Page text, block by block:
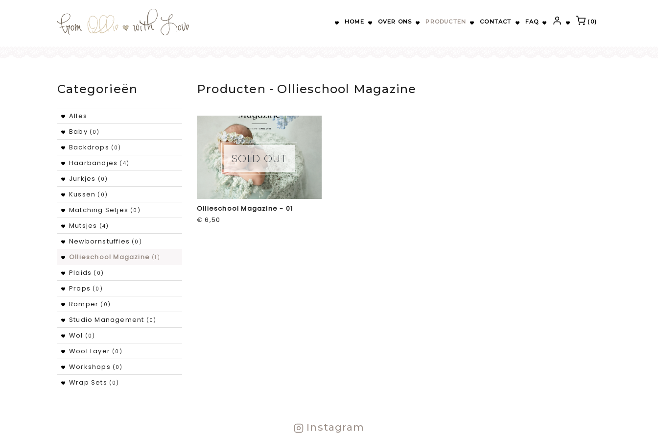
HOME OVER ONS PRODUCTEN CONTACT FAQ (0)
Categorieën
Alles
Baby (0)
Backdrops (0)
Haarbandjes (4)
Jurkjes (0)
Kussen (0)
Matching Setjes (0)
Mutsjes (4)
Newbornstuffies (0)
Ollieschool Magazine (1)
Plaids (0)
Props (0)
Romper (0)
Studio Management (0)
Wol (0)
Wool Layer (0)
Workshops (0)
Wrap Sets (0)
Producten - Ollieschool Magazine
SOLD OUT
Ollieschool Magazine - 01
€ 6,50
Instagram